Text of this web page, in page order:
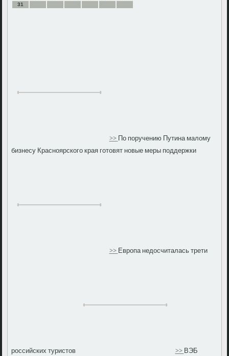
31
>>По поручению Путина малому
бизнесу Красноярского края готовят новые меры поддержки
>>Европа недосчиталась трети
российских туристов >>ВЭБ